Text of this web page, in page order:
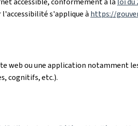
l'accessibilité s'applique à https://
ou une application notamment
cognitifs, etc.).